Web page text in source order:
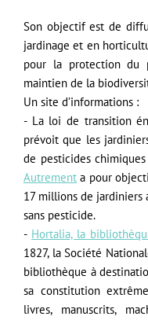
Son objectif est de
jardinage et en
pour la protection du
maintien de la
Un site d’informations :
- La loi de transition
prévoit que les
de pesticides
Autrement a pour
17 millions de jardiniers
sans pesticide.
- Hortalia, la
1827, la Société
bibliothèque à
sa constitution
livres, manuscrits,